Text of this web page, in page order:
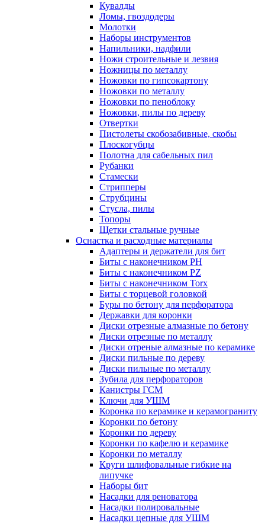
Кувалды
Ломы, гвоздодеры
Молотки
Наборы инструментов
Напильники, надфили
Ножи строительные и лезвия
Ножницы по металлу
Ножовки по гипсокартону
Ножовки по металлу
Ножовки по пеноблоку
Ножовки, пилы по дереву
Отвертки
Пистолеты скобозабивные, скобы
Плоскогубцы
Полотна для сабельных пил
Рубанки
Стамески
Стрипперы
Струбцины
Стусла, пилы
Топоры
Щетки стальные ручные
Оснастка и расходные материалы
Адаптеры и держатели для бит
Биты с наконечником PH
Биты с наконечником PZ
Биты с наконечником Torx
Биты с торцевой головкой
Буры по бетону для перфоратора
Державки для коронки
Диски отрезные алмазные по бетону
Диски отрезные по металлу
Диски отреные алмазные по керамике
Диски пильные по дереву
Диски пильные по металлу
Зубила для перфораторов
Канистры ГСМ
Ключи для УШМ
Коронка по керамике и керамограниту
Коронки по бетону
Коронки по дереву
Коронки по кафелю и керамике
Коронки по металлу
Круги шлифовальные гибкие на
липучке
Наборы бит
Насадки для реноватора
Насадки полировальные
Насадки цепные для УШМ